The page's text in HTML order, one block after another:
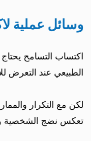
وسائل عملية
اكتساب التسامح
الطبيعي عند التعرض
لكن مع التكرار
تعكس نضج الشخصية